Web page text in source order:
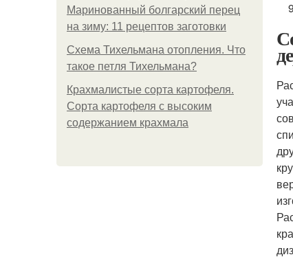
Маринованный болгарский перец
на зиму: 11 рецептов заготовки
Схема Тихельмана отопления. Что
такое петля Тихельмана?
Крахмалистые сорта картофеля.
Сорта картофеля с высоким
содержанием крахмала